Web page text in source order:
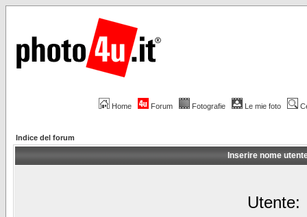
Home Forum Fotografie Le mie foto
Indice del forum
Inserire nome
Utente: